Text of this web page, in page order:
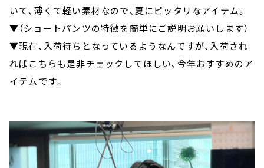
いて、薄くて軽い素材なので、夏にピッタリなアイテム。
▼（ショートパンツの特徴を簡単にご説明お願いします）
▼現在、入荷待ちとなっているようなんですが、入荷され
ればこちらも是非チェックしてほしい、今年おすすめのア
イテムです。